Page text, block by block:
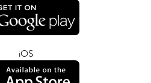
iOS